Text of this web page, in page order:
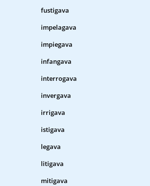
fustigava
impelagava
impiegava
infangava
interrogava
invergava
irrigava
istigava
legava
litigava
mitigava